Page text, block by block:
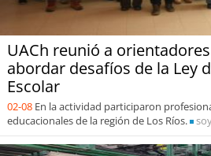
UACh reunió a
abordar desafíos de la Ley
Escolar
02-08 En la actividad participaron
educacionales de la región de Los Ríos.